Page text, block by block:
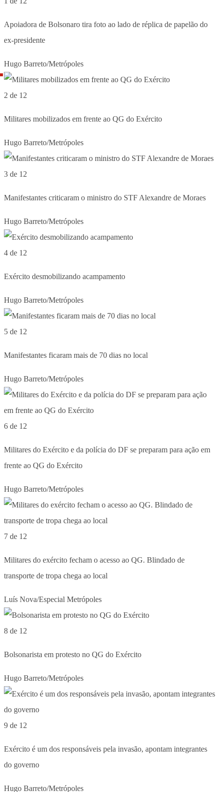
Apoiadora de Bolsonaro tira foto ao lado de réplica de papelão do
ex-presidente
Hugo Barreto/Metrópoles
2 de 12
Militares mobilizados em frente ao QG do Exército
Hugo Barreto/Metrópoles
3 de 12
Manifestantes criticaram o ministro do STF Alexandre de Moraes
Hugo Barreto/Metrópoles
4 de 12
Exército desmobilizando acampamento
Hugo Barreto/Metrópoles
5 de 12
Manifestantes ficaram mais de 70 dias no local
Hugo Barreto/Metrópoles
6 de 12
Militares do Exército e da polícia do DF se preparam para ação em
frente ao QG do Exército
Hugo Barreto/Metrópoles
7 de 12
Militares do exército fecham o acesso ao QG. Blindado de
transporte de tropa chega ao local
Luís Nova/Especial Metrópoles
8 de 12
Bolsonarista em protesto no QG do Exército
Hugo Barreto/Metrópoles
9 de 12
Exército é um dos responsáveis pela invasão, apontam integrantes
do governo
Hugo Barreto/Metrópoles